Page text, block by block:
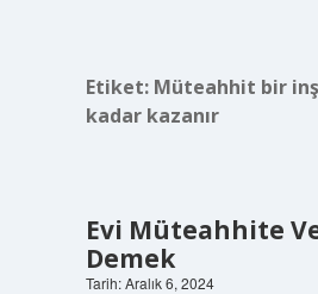
Etiket: Müteahhit bir
kadar kazanır
Evi Müteahhite
Demek
Tarih: Aralık 6, 2024